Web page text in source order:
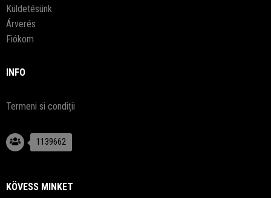
Küldetésünk
Árverés
Fiókom
INFO
Termeni si condiții
1139662
KÖVESS MINKET